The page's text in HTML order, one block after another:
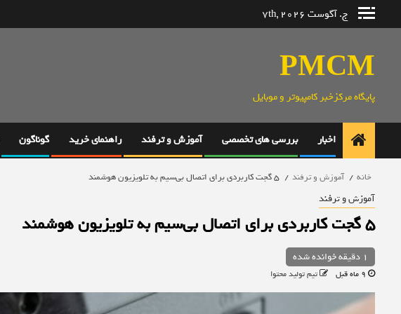
ج. آگوست 7th, 2026
PMCM
پایگاه مرکزخبر کامپیوتر و موبایل
اخبار بررسی های تخصصی آموزش و ترفند راهنمای خرید گوناگون
خانه آموزش و ترفند 5 گجت کاربردی برای اتصال بی‌سیم به تلویزیون هوشمند
آموزش و ترفند
5 گجت کاربردی برای اتصال بی‌سیم به تلویزیون هوشمند
1 دقیقه خوانده شده
تیم تولید محتوا